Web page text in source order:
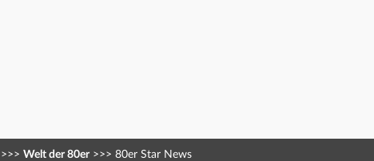
>>> Welt der 80er >>> 80er Star News